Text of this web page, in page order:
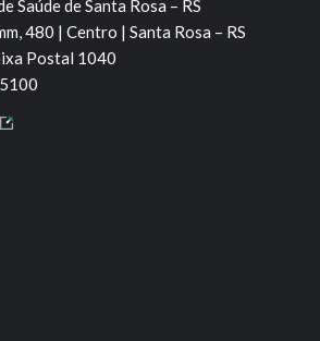
Saúde de Santa Rosa – RS
480 | Centro | Santa Rosa – RS
Postal 1040